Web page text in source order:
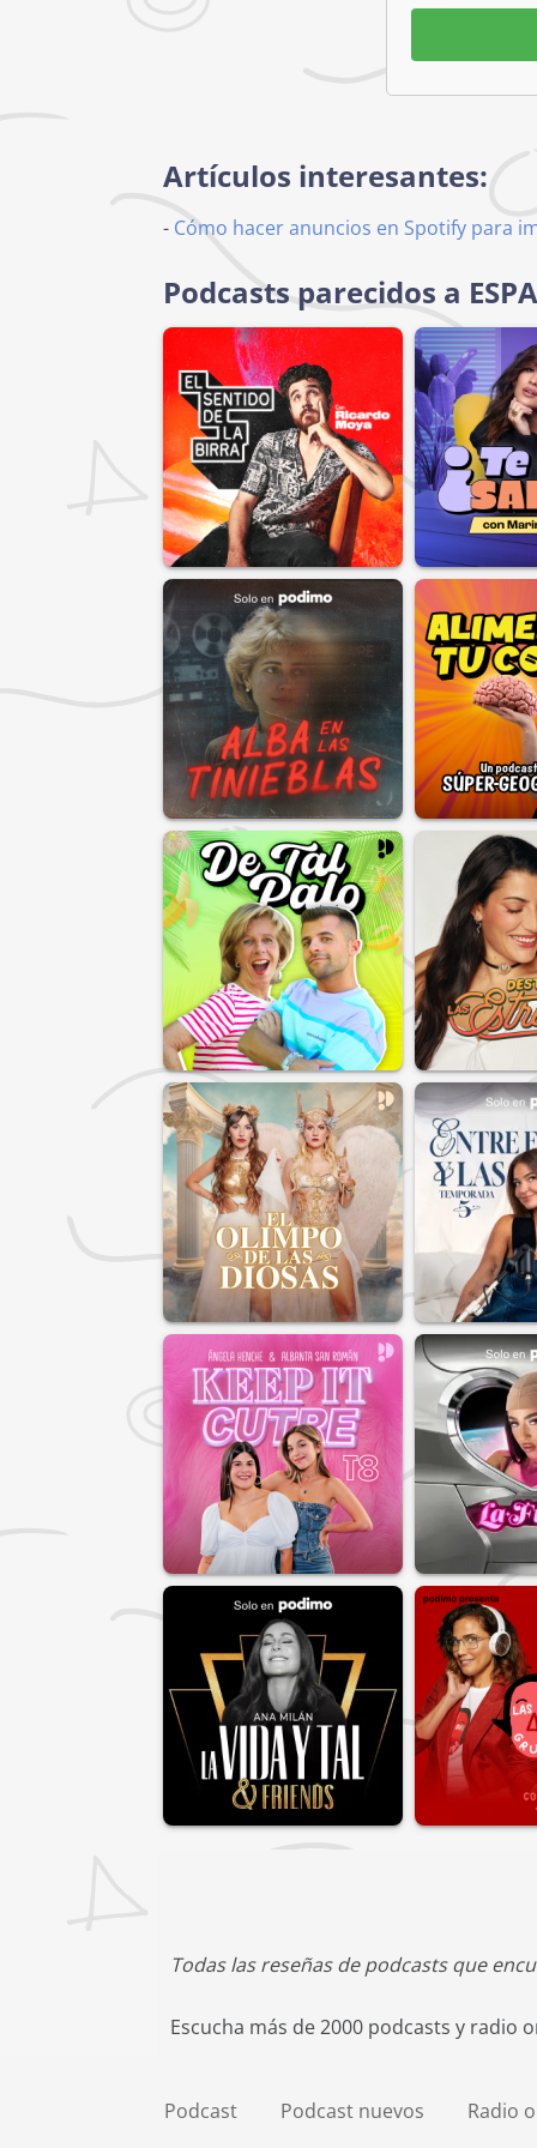
Artículos interesantes:
- Cómo hacer anuncios en Spotify para
Podcasts parecidos a
Todas las reseñas de podcasts que
Escucha más de 2000 podcasts y radio
Podcast Podcast nuevos Radio